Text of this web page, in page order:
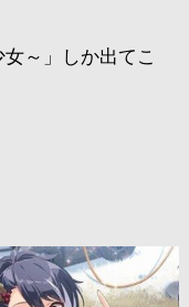
女～」しか出てこ